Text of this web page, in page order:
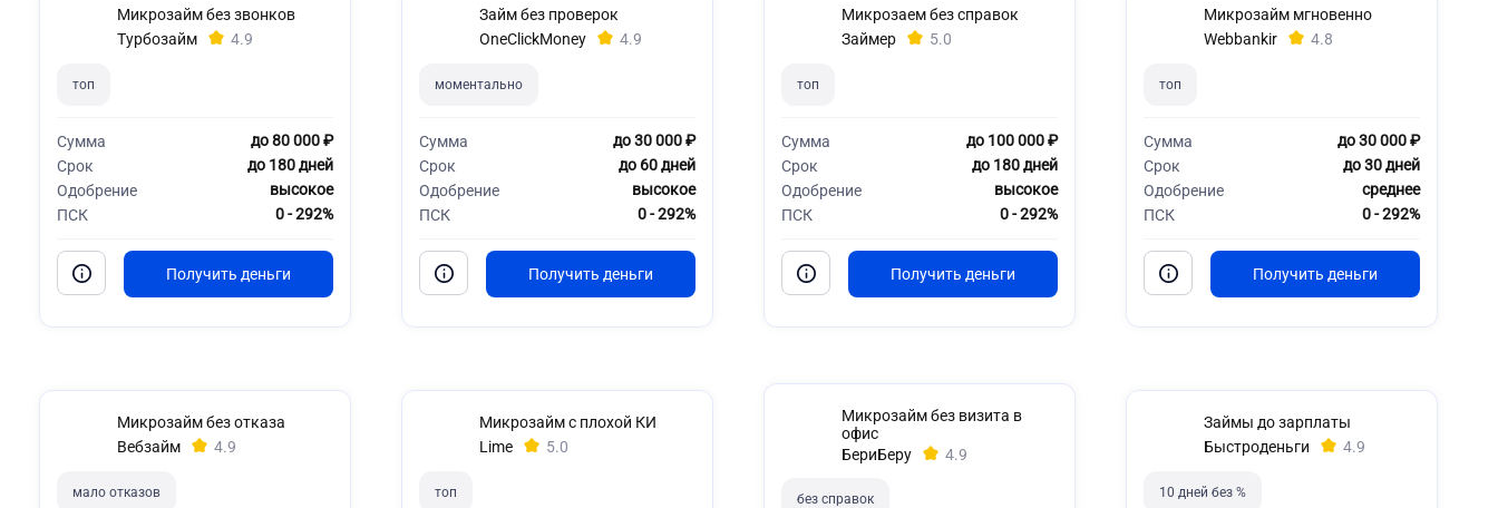
Микрозайм без звонков
Турбозайм
4.9
топ
Сумма
до 80 000 ₽
Срок
до 180 дней
Одобрение
высокое
ПСК
0 - 292%
Займ без проверок
OneClickMoney
4.9
моментально
Сумма
до 30 000 ₽
Срок
до 60 дней
Одобрение
высокое
ПСК
0 - 292%
Микрозаем без справок
Займер
5.0
топ
Сумма
до 100 000 ₽
Срок
до 180 дней
Одобрение
высокое
ПСК
0 - 292%
Микрозайм мгновенно
Webbankir
4.8
топ
Сумма
до 30 000 ₽
Срок
до 30 дней
Одобрение
среднее
ПСК
0 - 292%
Микрозайм без отказа
Вебзайм
4.9
мало отказов
Микрозайм с плохой КИ
Lime
5.0
топ
Микрозайм без визита в
офис
БериБеру
4.9
без справок
Займы до зарплаты
Быстроденьги
4.9
10 дней без %